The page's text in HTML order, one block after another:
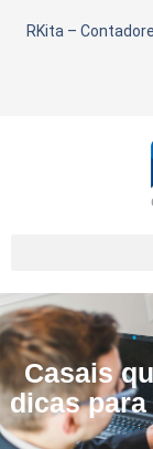
RKita –
Casais
dicas